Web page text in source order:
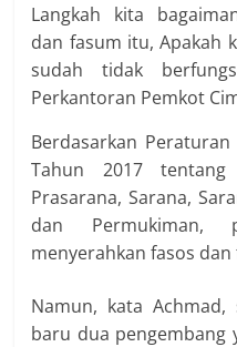
Langkah kita
dan fasum itu, Apakah
sudah tidak
Perkantoran Pemkot
Berdasarkan
Tahun 2017 tentang
Prasarana, Sarana,
dan Permukiman,
menyerahkan fasos
Namun, kata
baru dua pengembang